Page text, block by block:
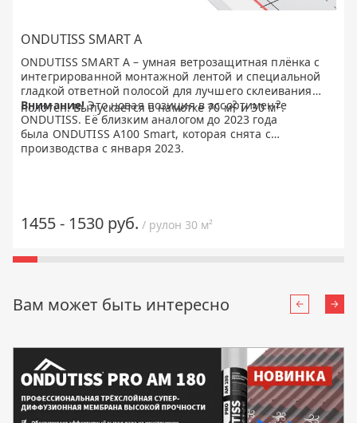
ONDUTISS SMART A
ONDUTISS SMART A – умная ветрозащитная плёнка с
интегрированной монтажной лентой и специальной
гладкой ответной полосой для лучшего склеивания
полотен. Выпускается в намотке 70 м2и 30 м2.
Внимание!Это новая позиция в ассортименте
ONDUTISS. Её близким аналогом до 2023 года
была ONDUTISS А100 Smart, которая снята с
производства с января 2023.
1455 - 1530 руб. / рулон 30 м²
Вам может быть интересно Назад